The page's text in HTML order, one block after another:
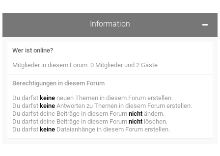
Information
Wer ist online?
Mitglieder in diesem Forum: 0 Mitglieder und 2 Gäste
Berechtigungen in diesem Forum
Du darfst keine neuen Themen in diesem Forum erstellen.
Du darfst keine Antworten zu Themen in diesem Forum erstellen.
Du darfst deine Beiträge in diesem Forum nicht ändern.
Du darfst deine Beiträge in diesem Forum nicht löschen.
Du darfst keine Dateianhänge in diesem Forum erstellen.